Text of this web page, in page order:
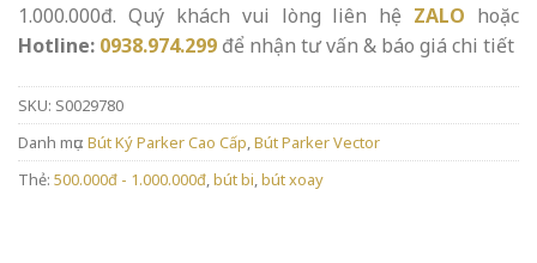
1.000.000đ. Quý khách vui lòng liên hệ ZALO hoặc
Hotline: 0938.974.299 để nhận tư vấn & báo giá chi tiết
SKU: S0029780
Danh mục: Bút Ký Parker Cao Cấp Bút Parker Vector
Thẻ: 500.000đ - 1.000.000đ bút bi bút xoay